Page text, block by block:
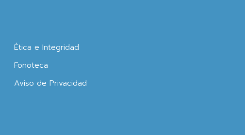
Ética e Integridad
Fonoteca
Aviso de Privacidad